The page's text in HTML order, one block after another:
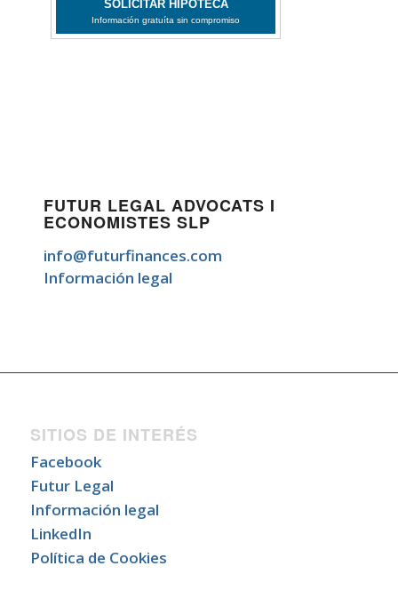
FUTUR LEGAL ADVOCATS I
ECONOMISTES SLP
info@futurfinances.com
Información legal
SITIOS DE INTERÉS
Facebook
Futur Legal
Información legal
LinkedIn
Política de Cookies